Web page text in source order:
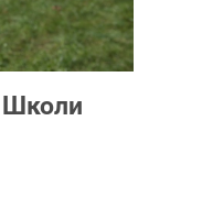
Школи